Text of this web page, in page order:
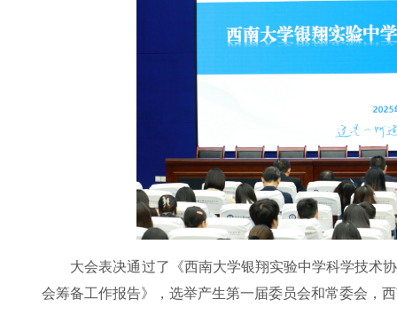
大会表决通过了《西南大学银翔实验中学科学技术
会筹备工作报告》，选举产生第一届委员会和常委会，